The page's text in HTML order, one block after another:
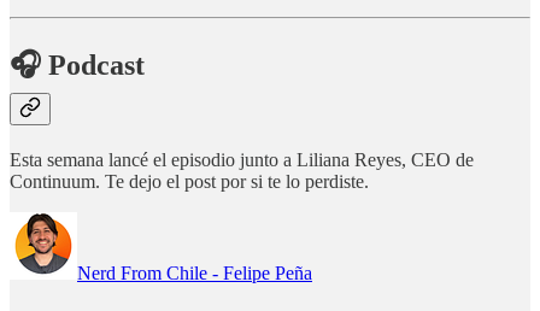
🎧 Podcast
Esta semana lancé el episodio junto a Liliana Reyes, CEO de
Continuum. Te dejo el post por si te lo perdiste.
Nerd From Chile - Felipe Peña